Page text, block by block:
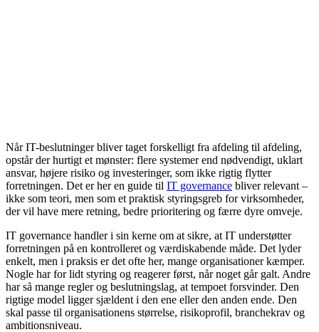
Når IT-beslutninger bliver taget forskelligt fra afdeling til afdeling,
opstår der hurtigt et mønster: flere systemer end nødvendigt, uklart
ansvar, højere risiko og investeringer, som ikke rigtig flytter
forretningen. Det er her en guide til IT governance bliver relevant –
ikke som teori, men som et praktisk styringsgreb for virksomheder,
der vil have mere retning, bedre prioritering og færre dyre omveje.
IT governance handler i sin kerne om at sikre, at IT understøtter
forretningen på en kontrolleret og værdiskabende måde. Det lyder
enkelt, men i praksis er det ofte her, mange organisationer kæmper.
Nogle har for lidt styring og reagerer først, når noget går galt. Andre
har så mange regler og beslutningslag, at tempoet forsvinder. Den
rigtige model ligger sjældent i den ene eller den anden ende. Den
skal passe til organisationens størrelse, risikoprofil, branchekrav og
ambitionsniveau.